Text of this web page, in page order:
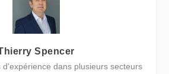
Spencer
dans plusieurs secteurs